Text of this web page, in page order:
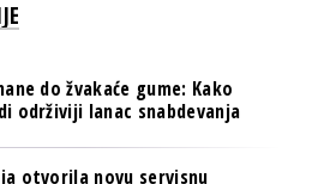
PULS REGIONA
NOVO NA RAFU
NOVO NA RAFU
do žvakaće gume: Kako
održiviji lanac snabdevanja
otvorila novu servisnu